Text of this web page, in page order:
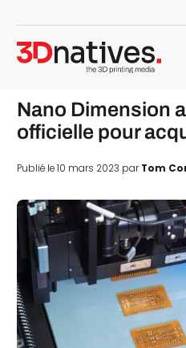
Nano Dimension
officielle pour
Publié le 10 mars 2023 parTom